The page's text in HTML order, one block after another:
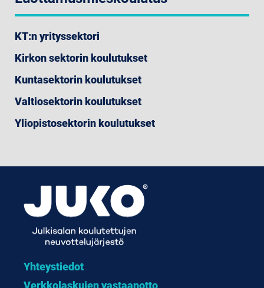
KT:n yrityssektori
Kirkon sektorin koulutukset
Kuntasektorin koulutukset
Valtiosektorin koulutukset
Yliopistosektorin koulutukset
Yhteystiedot